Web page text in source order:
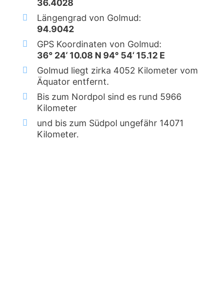
36.4028
Längengrad von Golmud:
94.9042
GPS Koordinaten von Golmud:
36° 24‘ 10.08 N 94° 54‘ 15.12 E
Golmud liegt zirka 4052 Kilometer vom
Äquator entfernt.
Bis zum Nordpol sind es rund 5966
Kilometer
und bis zum Südpol ungefähr 14071
Kilometer.